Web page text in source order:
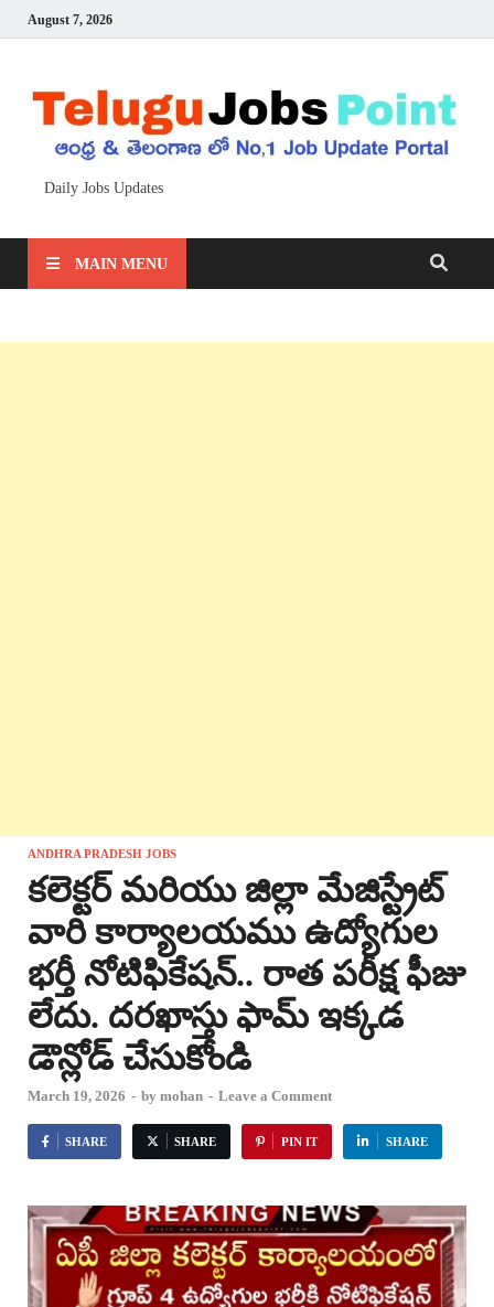
August 7, 2026
Daily Jobs Updates
MAIN MENU
ANDHRA PRADESH JOBS
కలెక్టర్ మరియు జిల్లా మేజిస్ట్రేట్
వారి కార్యాలయము ఉద్యోగుల
భర్తీ నోటిఫికేషన్.. రాత పరీక్ష ఫీజు
లేదు. దరఖాస్తు ఫామ్ ఇక్కడ
డౌన్లోడ్ చేసుకోండి
March 19, 2026 - by mohan - Leave a Comment
SHARE SHARE PIN IT SHARE